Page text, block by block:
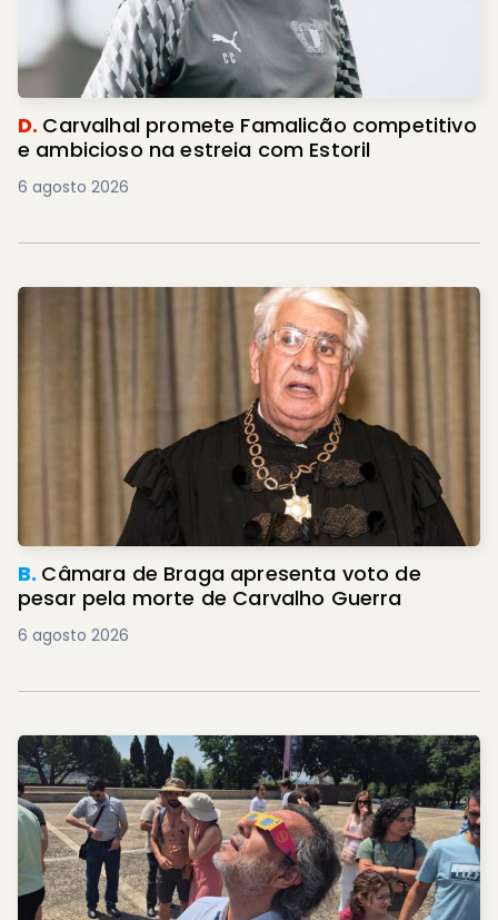
D. Carvalhal promete Famalicão competitivo
e ambicioso na estreia com Estoril
6 agosto 2026
B. Câmara de Braga apresenta voto de
pesar pela morte de Carvalho Guerra
6 agosto 2026